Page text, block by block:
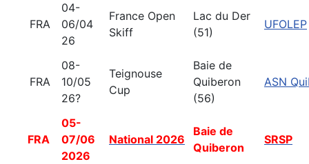
FRA
04-
06/04
26
France Open
Skiff
Lac du Der
(51)
UFOLEP
FRA
08-
10/05
26?
Teignouse
Cup
Baie de
Quiberon
(56)
ASN
FRA
05-
07/06
2026
National 2026
Baie de
Quiberon
SRSP